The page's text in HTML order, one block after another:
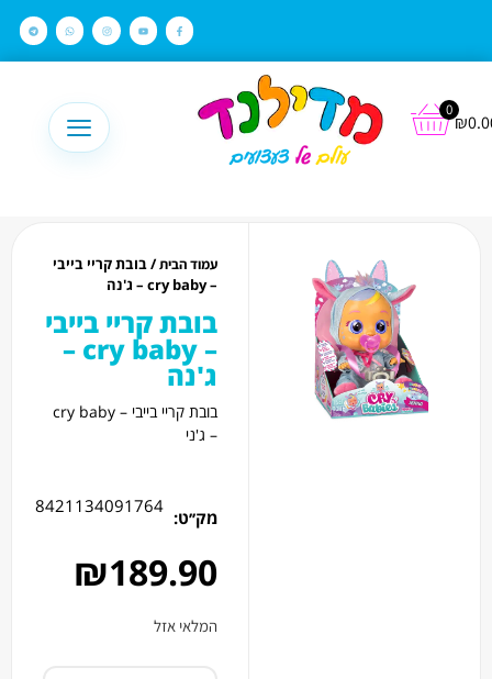
₪
0
עמוד הבית/ בובת קריי בייבי
– cry baby – ג'נה
בובת קריי בייבי
– cry baby –
ג'נה
בובת קריי בייבי – cry baby
– ג'ני
מק׳׳ט:
8421134091764
₪189.90
המלאי אזל